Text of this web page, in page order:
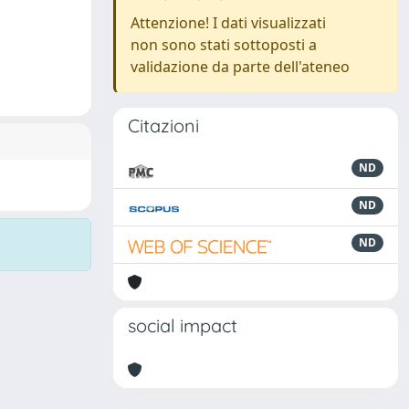
Attenzione! I dati visualizzati
non sono stati sottoposti a
validazione da parte dell'ateneo
Citazioni
ND
ND
ND
social impact